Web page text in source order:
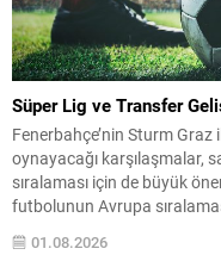
Süper Lig ve Transfer
Fenerbahçe’nin Sturm Graz
oynayacağı karşılaşmalar,
sıralaması için de büyük
futbolunun Avrupa
Türkiye Futbol
geçme kararı aldı. Sistem
01.08.2026